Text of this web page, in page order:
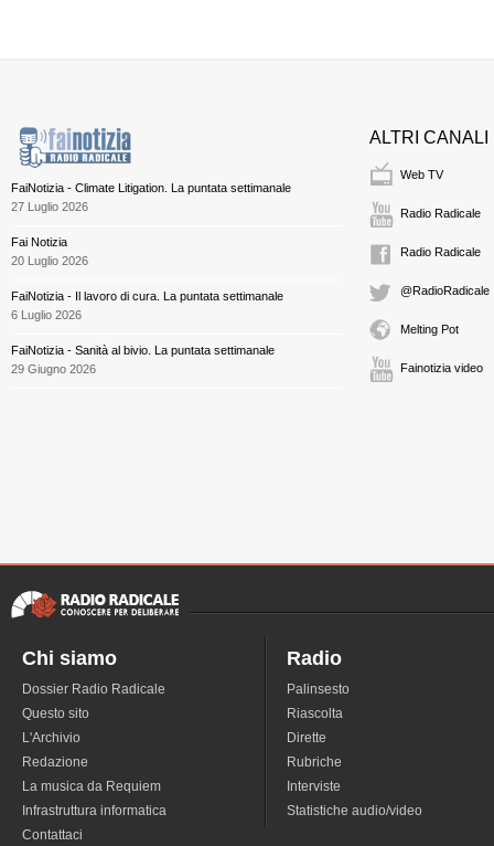
FaiNotizia - Climate Litigation. La puntata settimanale
27 Luglio 2026
Fai Notizia
20 Luglio 2026
FaiNotizia - Il lavoro di cura. La puntata settimanale
6 Luglio 2026
FaiNotizia - Sanità al bivio. La puntata settimanale
29 Giugno 2026
ALTRI CANALI
Web TV
Radio Radicale
Radio Radicale
@RadioRadicale
Melting Pot
Fainotizia video
Chi siamo
Dossier Radio Radicale
Questo sito
L'Archivio
Redazione
La musica da Requiem
Infrastruttura informatica
Contattaci
Radio
Palinsesto
Riascolta
Dirette
Rubriche
Interviste
Statistiche audio/video